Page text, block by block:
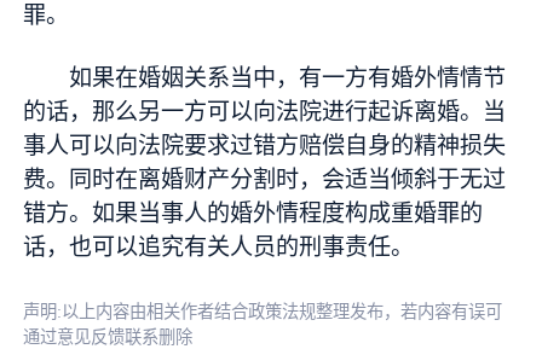
罪。
如果在婚姻关系当中，有一方有婚外情情节
的话，那么另一方可以向法院进行起诉离婚。当
事人可以向法院要求过错方赔偿自身的精神损失
费。同时在离婚财产分割时，会适当倾斜于无过
错方。如果当事人的婚外情程度构成重婚罪的
话，也可以追究有关人员的刑事责任。
声明:以上内容由相关作者结合政策法规整理发布，若内容有误可
通过意见反馈联系删除